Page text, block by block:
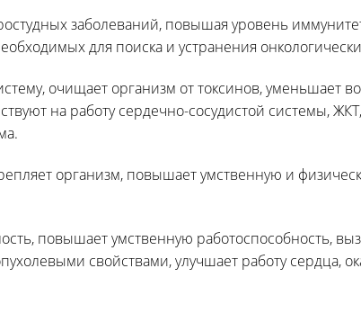
заболеваний, повышая уровень
для поиска и устранения
очищает организм от токсинов, уменьшает
на работу сердечно-сосудистой системы,
организм, повышает умственную и
повышает умственную работоспособность,
свойствами, улучшает работу сердца,